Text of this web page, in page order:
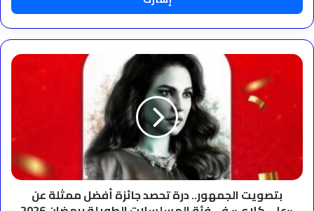
بتصويت
الجمهور..
عن
«علي
كلاي»
في
بتصويت الجمهور.. درة تحصد جائزة أفضل ممثلة عن